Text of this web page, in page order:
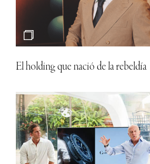
Hambre de mar